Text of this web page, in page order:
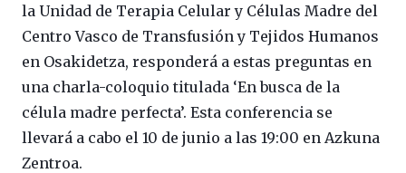
la Unidad de Terapia Celular y Células Madre del
Centro Vasco de Transfusión y Tejidos Humanos
en Osakidetza, responderá a estas preguntas en
una charla-coloquio titulada ‘En busca de la
célula madre perfecta’. Esta conferencia se
llevará a cabo el 10 de junio a las 19:00 en Azkuna
Zentroa.